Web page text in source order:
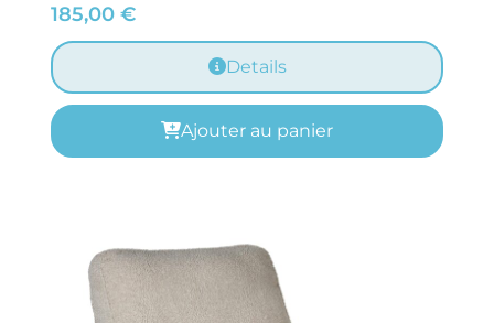
185,00 €
Details
Ajouter au panier